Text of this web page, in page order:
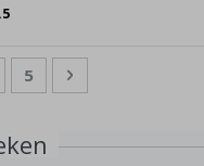
Pagina
5 Pagina
Volgende